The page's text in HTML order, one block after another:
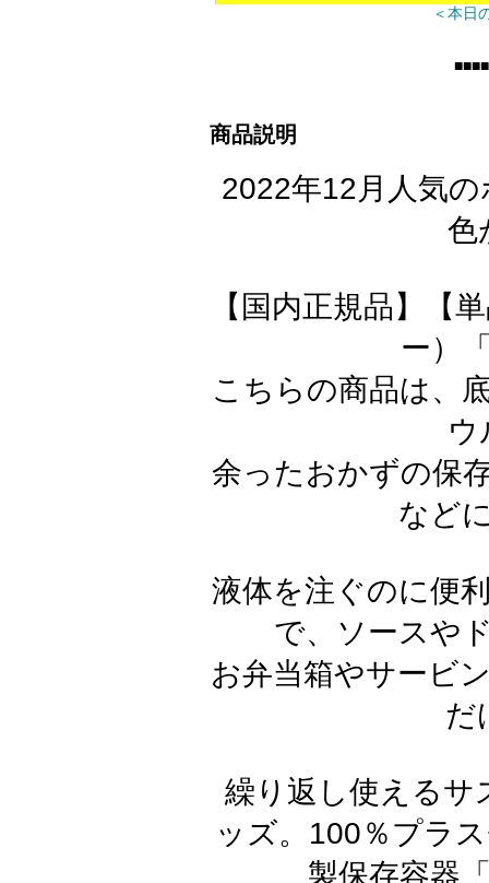
＜本日
商品説明
2022年12月人気
色
【国内正規品】【
ー）
こちらの商品は、
ウ
余ったおかずの保
など
液体を注ぐのに便
で、ソースや
お弁当箱やサービ
だ
繰り返し使えるサ
ッズ。100％プラ
製保存容器